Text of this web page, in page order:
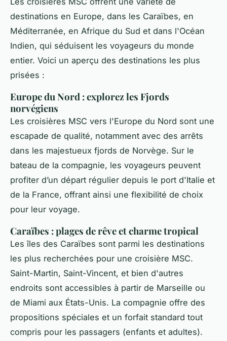
destinations en Europe, dans les Caraïbes, en
Méditerranée, en Afrique du Sud et dans l'Océan
Indien, qui séduisent les voyageurs du monde
entier. Voici un aperçu des destinations les plus
prisées :
Europe du Nord : explorez les Fjords
norvégiens
Les croisières MSC vers l'Europe du Nord sont une
escapade de qualité, notamment avec des arrêts
dans les majestueux fjords de Norvège. Sur le
bateau de la compagnie, les voyageurs peuvent
profiter d’un départ régulier depuis le port d'Italie et
de la France, offrant ainsi une flexibilité de choix
pour leur voyage.
Caraïbes : plages de rêve et charme tropical
Les îles des Caraïbes sont parmi les destinations
les plus recherchées pour une croisière MSC.
Saint-Martin, Saint-Vincent, et bien d'autres
endroits sont accessibles à partir de Marseille ou
de Miami aux États-Unis. La compagnie offre des
propositions spéciales et un forfait standard tout
compris pour les passagers (enfants et adultes).